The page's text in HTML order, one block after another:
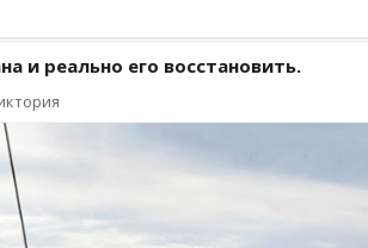
и реально его восстановить.